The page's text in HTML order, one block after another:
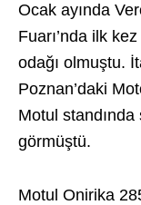
Ocak ayında
Fuarı’nda ilk
odağı olmuştu.
Poznan’daki
Motul
görmüştü.
Motul Onirika